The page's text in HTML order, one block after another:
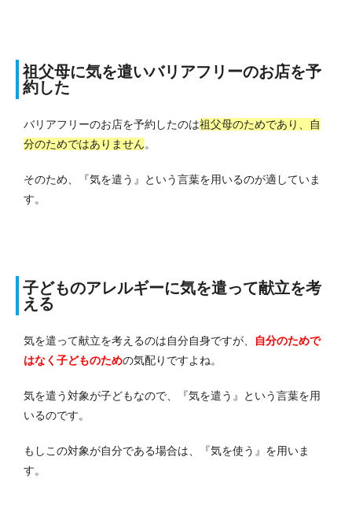
祖父母に気を遣いバリアフリーのお店を予
約した
バリアフリーのお店を予約したのは祖父母のためであり、自
分のためではありません。
そのため、『気を遣う』という言葉を用いるのが適していま
す。
子どものアレルギーに気を遣って献立を考
える
気を遣って献立を考えるのは自分自身ですが、
自分のためで
はなく子どものための気配りですよね。
気を遣う対象が子どもなので、『気を遣う』という言葉を用
いるのです。
もしこの対象が自分である場合は、『気を使う』を用いま
す。